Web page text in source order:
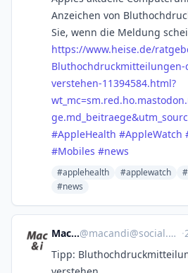
Anzeichen von
Sie, wenn die Meldung
https://www.heise.de/
Bluthochdruckmitteilungen-
verstehen-11394584.html?
#AppleHealth #AppleWatch
#Mobiles #news
#applehealth #applewatch
#news
Mac & i@macandi@social.heise.de ·
Tipp: